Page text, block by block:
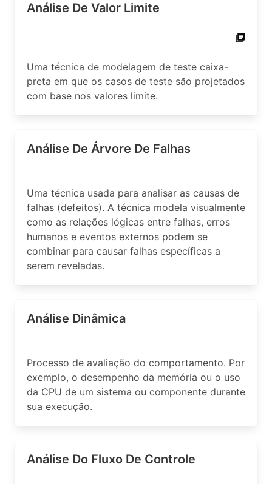
Análise De Valor Limite
Uma técnica de modelagem de teste caixa-
preta em que os casos de teste são projetados
com base nos valores limite.
Análise De Árvore De Falhas
Uma técnica usada para analisar as causas de
falhas (defeitos). A técnica modela visualmente
como as relações lógicas entre falhas, erros
humanos e eventos externos podem se
combinar para causar falhas específicas a
serem reveladas.
Análise Dinâmica
Processo de avaliação do comportamento. Por
exemplo, o desempenho da memória ou o uso
da CPU de um sistema ou componente durante
sua execução.
Análise Do Fluxo De Controle